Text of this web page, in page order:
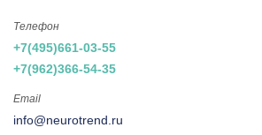
Телефон
+7(495)661-03-55
+7(962)366-54-35
Email
info@neurotrend.ru